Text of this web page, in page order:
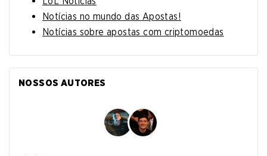
Notícias no mundo das Apostas!
Notícias sobre apostas com criptomoedas
NOSSOS AUTORES